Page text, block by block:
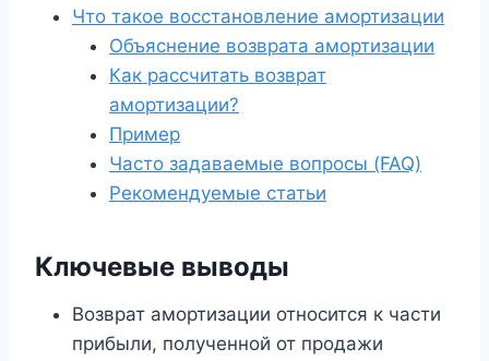
Что такое восстановление амортизации
Объяснение возврата амортизации
Как рассчитать возврат
амортизации?
Пример
Часто задаваемые вопросы (FAQ)
Рекомендуемые статьи
Ключевые выводы
Возврат амортизации относится к части
прибыли, полученной от продажи